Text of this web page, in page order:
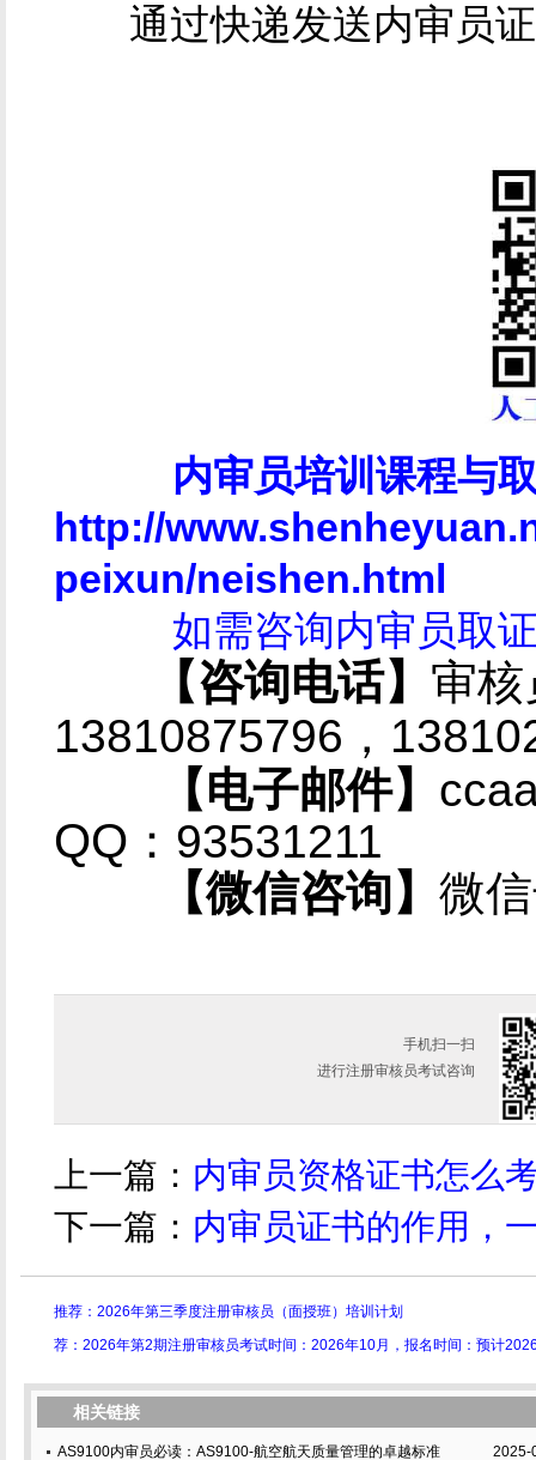
通过快递发送内审员证
内审员培训课程与
http://
peixun/neishen.html
如需咨询内审员取
【咨询电话】 审
13810875796，
【电子邮件】
QQ： 93531211
【微信咨询】 微
手机扫一扫
进行注册审核员考试咨询
上一篇： 内审员资格证书怎么
下一篇： 内审员证书的作用，
推荐：2026年第三季度注册审核员（面授班）培训计划
荐：2026年第2期注册审核员考试时间：2026年10月，报名时间：预计
相关链接
AS9100内审员必读：AS9100-航空航天质量管理的卓越标准 2025-